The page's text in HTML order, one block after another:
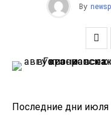
By
Последние дни июля